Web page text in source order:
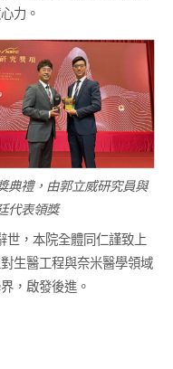
力。
典禮，由郭立威研究員與
代表領獎
世，本院全體同仁謹致上
生醫工程與奈米醫學領域
，啟發後進。